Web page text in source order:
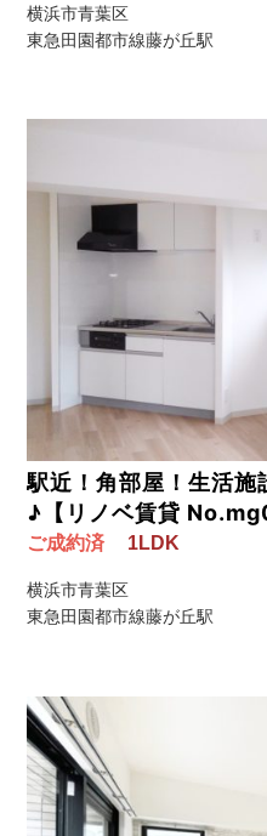
横浜市青葉区
東急田園都市線藤が丘駅
駅近！角部屋！生活施
♪【リノベ賃貸
ご成約済 1LDK
横浜市青葉区
東急田園都市線藤が丘駅